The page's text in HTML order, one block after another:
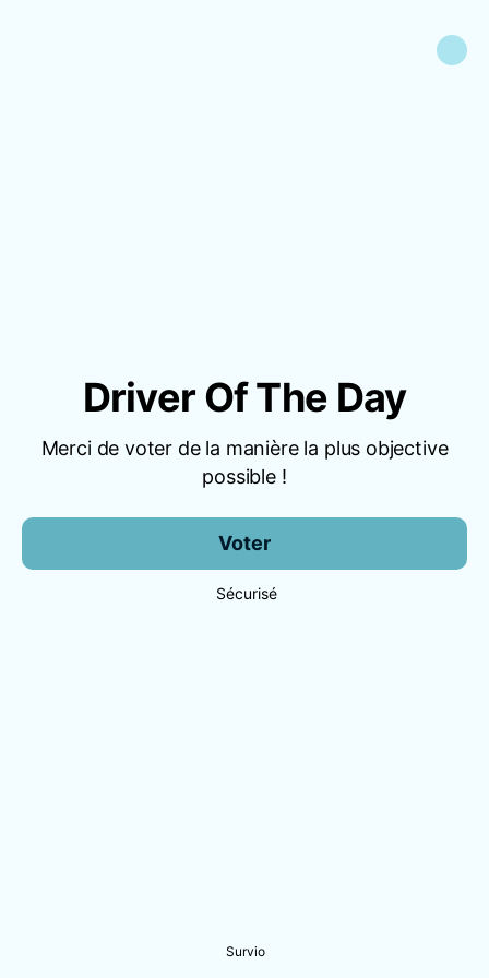
Driver Of The Day
Merci de voter de la manière la plus objective
possible !
Voter
Sécurisé
Survio